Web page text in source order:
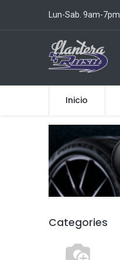
Lun-Sab. 9am-7pm
Inicio
Categories